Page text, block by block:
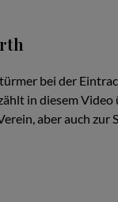
bei der
in diesem Video
aber auch zur